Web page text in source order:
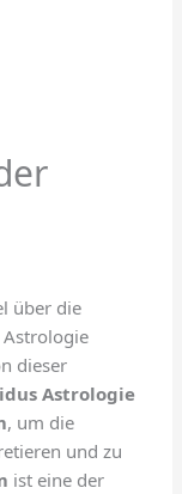
über die
dieser
Astrologie
, um die
und zu
ist eine der